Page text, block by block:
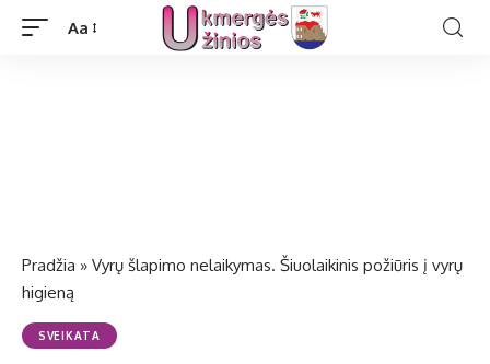
Aa
Pradžia » Vyrų šlapimo nelaikymas. Šiuolaikinis požiūris į vyrų
higieną
SVEIKATA